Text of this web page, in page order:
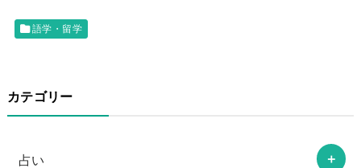
語学・留学
カテゴリー
占い